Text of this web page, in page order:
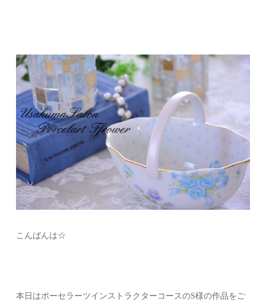
こんばんは☆
本日はポーセラーツインストラクターコースのS様の作品をご